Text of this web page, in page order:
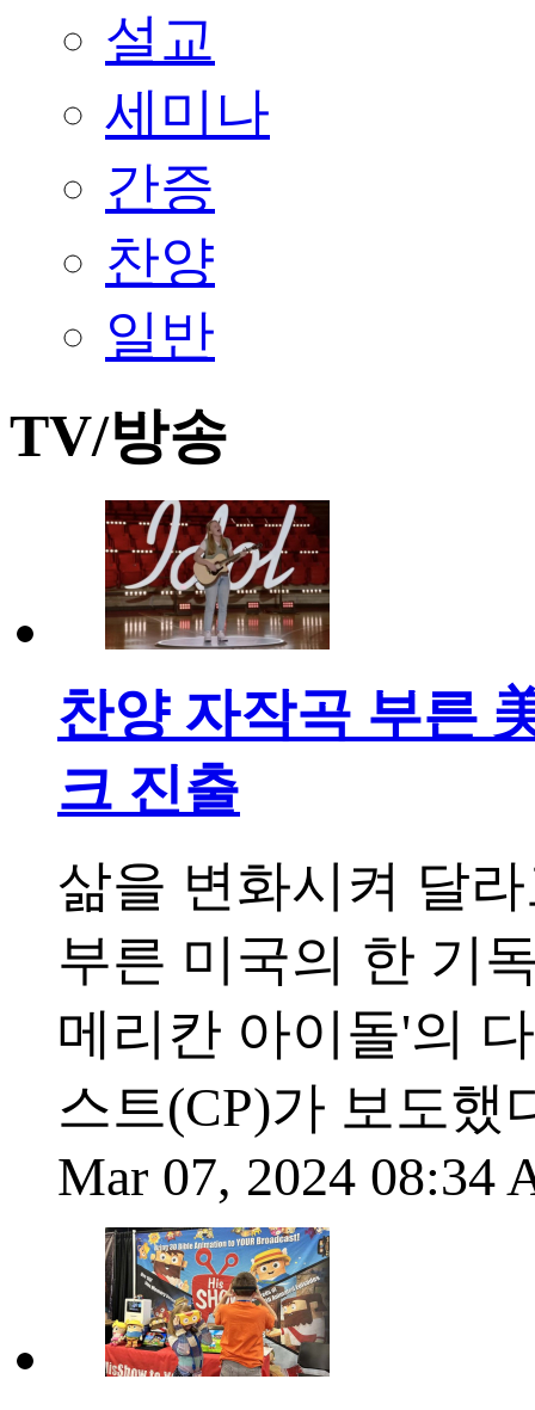
설교
세미나
간증
찬양
일반
TV/방송
찬양 자작곡 부른
크 진출
삶을 변화시켜 달
부른 미국의 한 기
메리칸 아이돌'의
스트(CP)가 보도
Mar 07, 2024 08:34